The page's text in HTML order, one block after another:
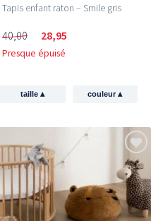
Tapis enfant raton – Smile gris
40,00 28,95
Presque épuisé
taille▴ couleur▴